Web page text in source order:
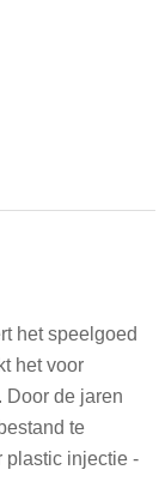
het speelgoed
het voor
Door de jaren
te
plastic injectie -